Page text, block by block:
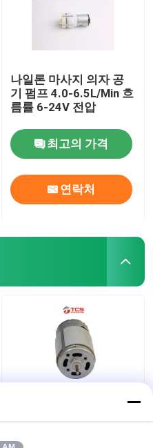
나일론 마사지 의자 공
기 펌프 4.0-6.5L/Min 흐
름률 6-24V 전압
최고의 가격
연락처
동기 6500 Rpm 솔